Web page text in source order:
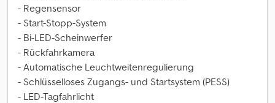
- Regensensor
- Start-Stopp-System
- Bi-LED-Scheinwerfer
- Rückfahrkamera
- Automatische Leuchtweitenregulierung
- Schlüsselloses Zugangs- und Startsystem (PESS)
- LED-Tagfahrlicht